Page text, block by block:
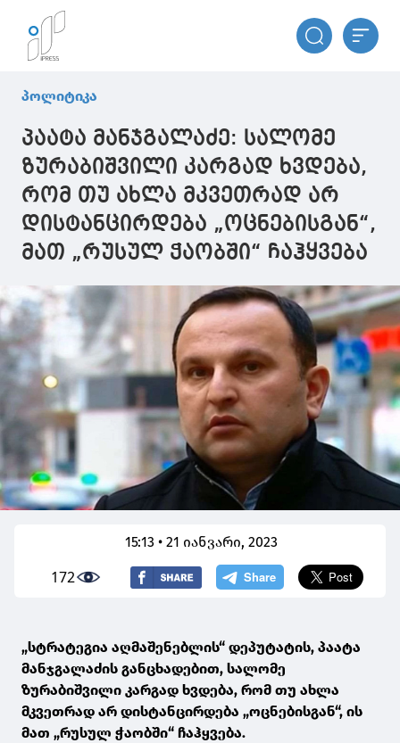
პოლიტიკა
პაატა მანჯგალაძე: სალომე
ზურაბიშვილი კარგად ხვდება,
რომ თუ ახლა მკვეთრად არ
დისტანცირდება „ოცნებისგან“,
მათ „რუსულ ჭაობში“ ჩაჰყვება
15:13 • 21 იანვარი, 2023
172
„სტრატეგია აღმაშენებლის“ დეპუტატის, პაატა
მანჯგალაძის განცხადებით, სალომე
ზურაბიშვილი კარგად ხვდება, რომ თუ ახლა
მკვეთრად არ დისტანცირდება „ოცნებისგან“, ის
მათ „რუსულ ჭაობში“ ჩაჰყვება.